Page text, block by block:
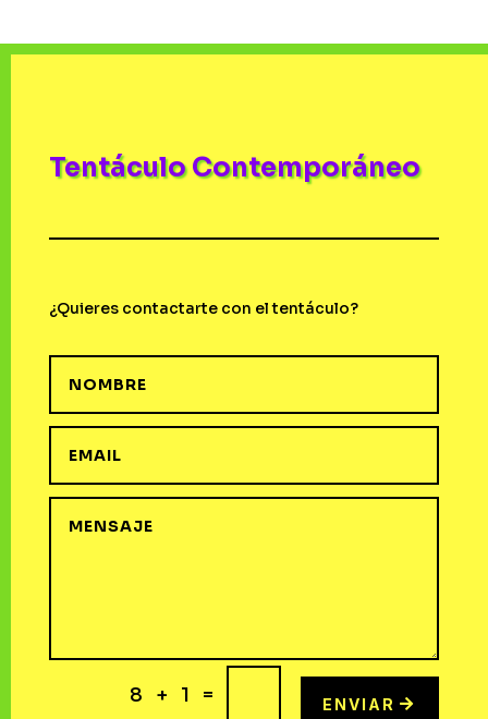
Tentáculo Contemporáneo
¿Quieres contactarte con el tentáculo?
8 + 1 = ENVIAR